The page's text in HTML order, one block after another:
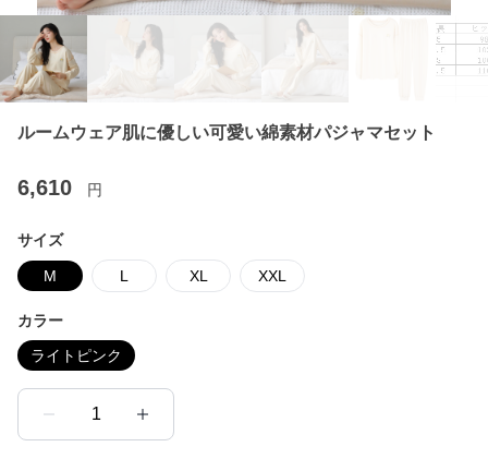
ルームウェア肌に優しい可愛い綿素材パジャマセット
6,610 円
サイズ
M L XL XXL
カラー
ライトピンク
1